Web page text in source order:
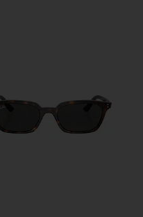
СОЛНЦЕЗАЩИТНЫЕ ОЧКИ ZAYA